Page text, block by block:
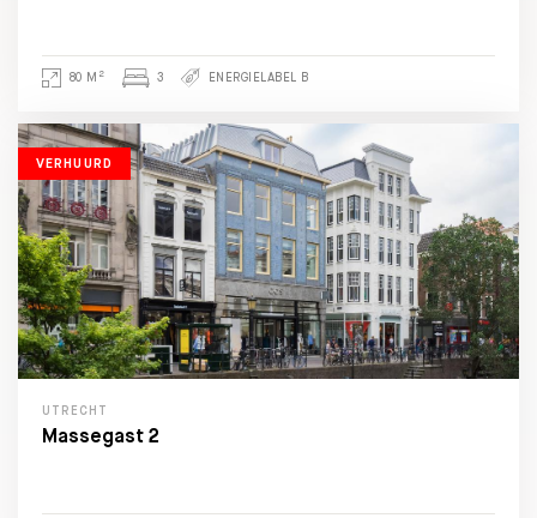
80 M 2 3 ENERGIELABEL B
VERHUURD
UTRECHT
Massegast 2